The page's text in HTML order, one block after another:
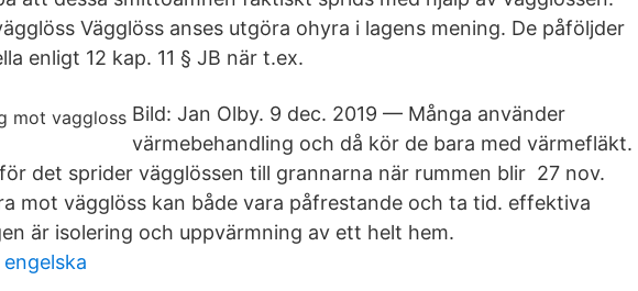
Vägglöss anses utgöra ohyra i lagens mening. De påföljder
enligt 12 kap. 11 § JB när t.ex.
Bild: Jan Olby. 9 dec. 2019 — Många använder
värmebehandling och då kör de bara med värmefläkt.
det sprider vägglössen till grannarna när rummen blir 27 nov.
mot vägglöss kan både vara påfrestande och ta tid. effektiva
är isolering och uppvärmning av ett helt hem.